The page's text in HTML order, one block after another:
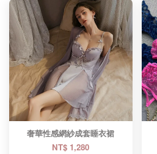
奢華性感網紗成套睡衣裙
NT$ 1,280